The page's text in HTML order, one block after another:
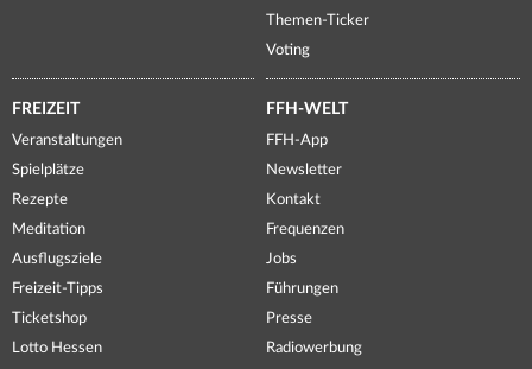
Themen-Ticker
Voting
FREIZEIT
Veranstaltungen
Spielplätze
Rezepte
Meditation
Ausflugsziele
Freizeit-Tipps
Ticketshop
Lotto Hessen
FFH-WELT
FFH-App
Newsletter
Kontakt
Frequenzen
Jobs
Führungen
Presse
Radiowerbung